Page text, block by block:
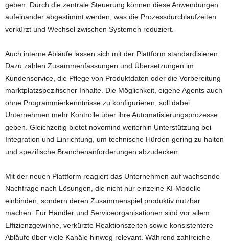
geben. Durch die zentrale Steuerung können diese Anwendungen
aufeinander abgestimmt werden, was die Prozessdurchlaufzeiten
verkürzt und Wechsel zwischen Systemen reduziert.
Auch interne Abläufe lassen sich mit der Plattform standardisieren.
Dazu zählen Zusammenfassungen und Übersetzungen im
Kundenservice, die Pflege von Produktdaten oder die Vorbereitung
marktplatzspezifischer Inhalte. Die Möglichkeit, eigene Agents auch
ohne Programmierkenntnisse zu konfigurieren, soll dabei
Unternehmen mehr Kontrolle über ihre Automatisierungsprozesse
geben. Gleichzeitig bietet novomind weiterhin Unterstützung bei
Integration und Einrichtung, um technische Hürden gering zu halten
und spezifische Branchenanforderungen abzudecken.
Mit der neuen Plattform reagiert das Unternehmen auf wachsende
Nachfrage nach Lösungen, die nicht nur einzelne KI-Modelle
einbinden, sondern deren Zusammenspiel produktiv nutzbar
machen. Für Händler und Serviceorganisationen sind vor allem
Effizienzgewinne, verkürzte Reaktionszeiten sowie konsistentere
Abläufe über viele Kanäle hinweg relevant. Während zahlreiche